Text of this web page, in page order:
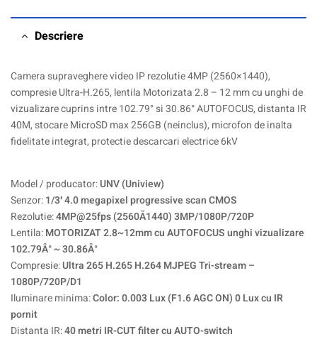
Descriere
Camera supraveghere video IP rezolutie 4MP (2560×1440),
compresie Ultra-H.265, lentila Motorizata 2.8 – 12 mm cu unghi de
vizualizare cuprins intre 102.79° si 30.86° AUTOFOCUS, distanta IR
40M, stocare MicroSD max 256GB (neinclus), microfon de inalta
fidelitate integrat, protectie descarcari electrice 6kV
Model / producator:UNV (Uniview)
Senzor:1/3′ 4.0 megapixel progressive scan CMOS
Rezolutie:4MP@25fps (2560Ã1440) 3MP/1080P/720P
Lentila:MOTORIZAT 2.8~12mm cu AUTOFOCUS unghi vizualizare
102.79Â° ~ 30.86Â°
Compresie:Ultra 265 H.265 H.264 MJPEG Tri-stream –
1080P/720P/D1
Iluminare minima:Color: 0.003 Lux (F1.6 AGC ON) 0 Lux cu IR
pornit
Distanta IR:40 metri IR-CUT filter cu AUTO-switch